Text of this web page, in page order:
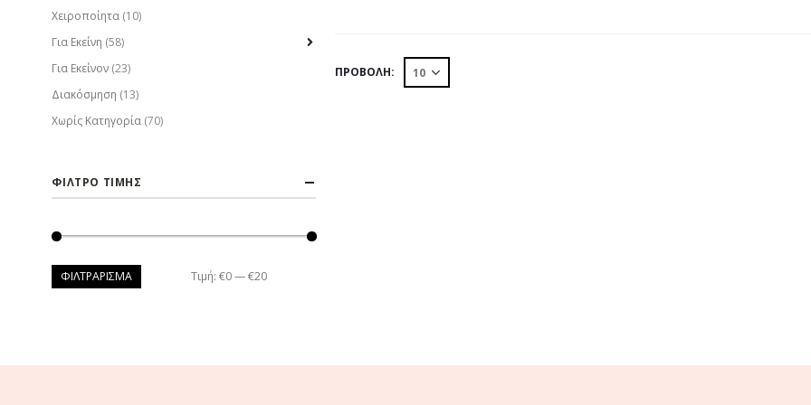
ΠΡΟΒΟΛΉ:
Χειροποίητα (10)
Για Εκείνη (58)
Για Εκείνον (23)
Διακόσμηση (13)
Χωρίς Κατηγορία (70)
ΦΙΛΤΡΟ ΤΙΜΗΣ
ΦΙΛΤΡΆΡΙΣΜΑ Τιμή: €0—€20